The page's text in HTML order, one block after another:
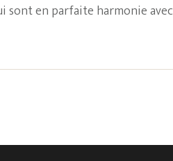
sont en parfaite harmonie avec